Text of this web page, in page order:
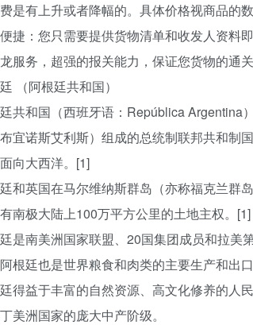
是有上升或者降幅的。具体价格视商品的
捷：您只需要提供货物清单和收发人资料
服务，超强的报关能力，保证您货物的通
（阿根廷共和国）
共和国（西班牙语：República Argentina
宜诺斯艾利斯）组成的总统制联邦共和制
向大西洋。[1]
和英国在马尔维纳斯群岛（亦称福克兰群
南极大陆上100万平方公里的土地主权。[1]
是南美洲国家联盟、20国集团成员和拉美
根廷也是世界粮食和肉类的主要生产和出口
得益于丰富的自然资源、高文化修养的人
美洲国家的庞大中产阶级。